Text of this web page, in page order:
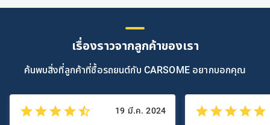
เรื่องราวจากลูกค้าของเรา
ค้นพบสิ่งที่ลูกค้าที่ซื้อรถยนต์กับ CARSOME อยากบอกคุณ
19 มี.ค. 2024